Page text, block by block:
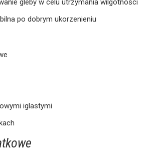
gleby w celu utrzymania wilgotności
po dobrym ukorzenieniu
iglastymi